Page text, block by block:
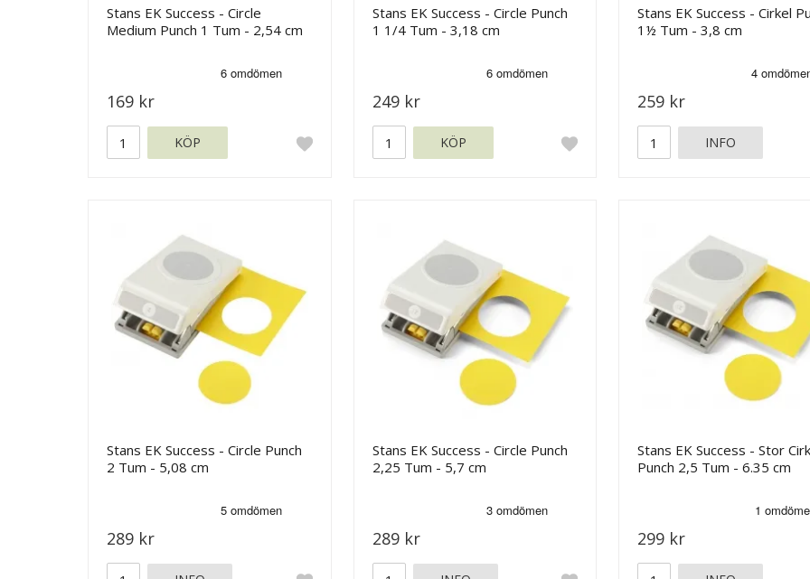
Stans EK Success - Circle
Medium Punch 1 Tum - 2,54 cm
169 kr
KÖP
Stans EK Success - Circle Punch
1 1/4 Tum - 3,18 cm
249 kr
KÖP
Stans EK Success - Cirkel
1½ Tum - 3,8 cm
259 kr
INFO
Stans EK Success - Circle Punch
2 Tum - 5,08 cm
289 kr
Stans EK Success - Circle Punch
2,25 Tum - 5,7 cm
289 kr
Stans EK Success - Stor
Punch 2,5 Tum - 6.35 cm
299 kr